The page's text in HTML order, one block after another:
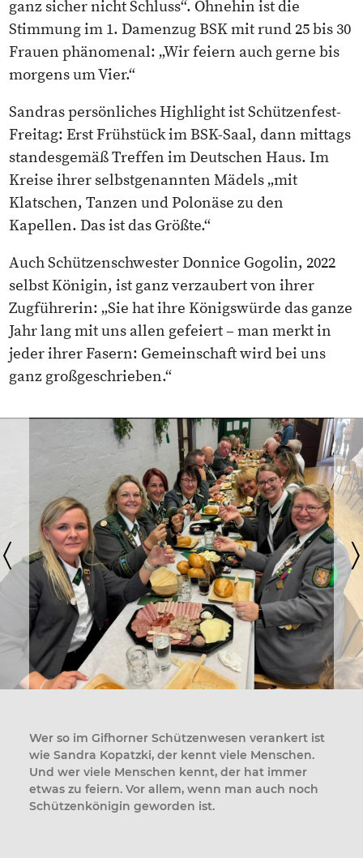
ganz sicher nicht Schluss“. Ohnehin ist die
Stimmung im 1. Damenzug BSK mit rund 25 bis 30
Frauen phänomenal: „Wir feiern auch gerne bis
morgens um Vier.“
Sandras persönliches Highlight ist Schützenfest-
Freitag: Erst Frühstück im BSK-Saal, dann mittags
standesgemäß Treffen im Deutschen Haus. Im
Kreise ihrer selbstgenannten Mädels „mit
Klatschen, Tanzen und Polonäse zu den
Kapellen. Das ist das Größte.“
Auch Schützenschwester Donnice Gogolin, 2022
selbst Königin, ist ganz verzaubert von ihrer
Zugführerin: „Sie hat ihre Königswürde das ganze
Jahr lang mit uns allen gefeiert – man merkt in
jeder ihrer Fasern: Gemeinschaft wird bei uns
ganz großgeschrieben.“
〈
Wer so im Gifhorner Schützenwesen verankert ist
wie Sandra Kopatzki, der kennt viele Menschen.
Und wer viele Menschen kennt, der hat immer
etwas zu feiern. Vor allem, wenn man auch noch
Schützenkönigin geworden ist.
〉